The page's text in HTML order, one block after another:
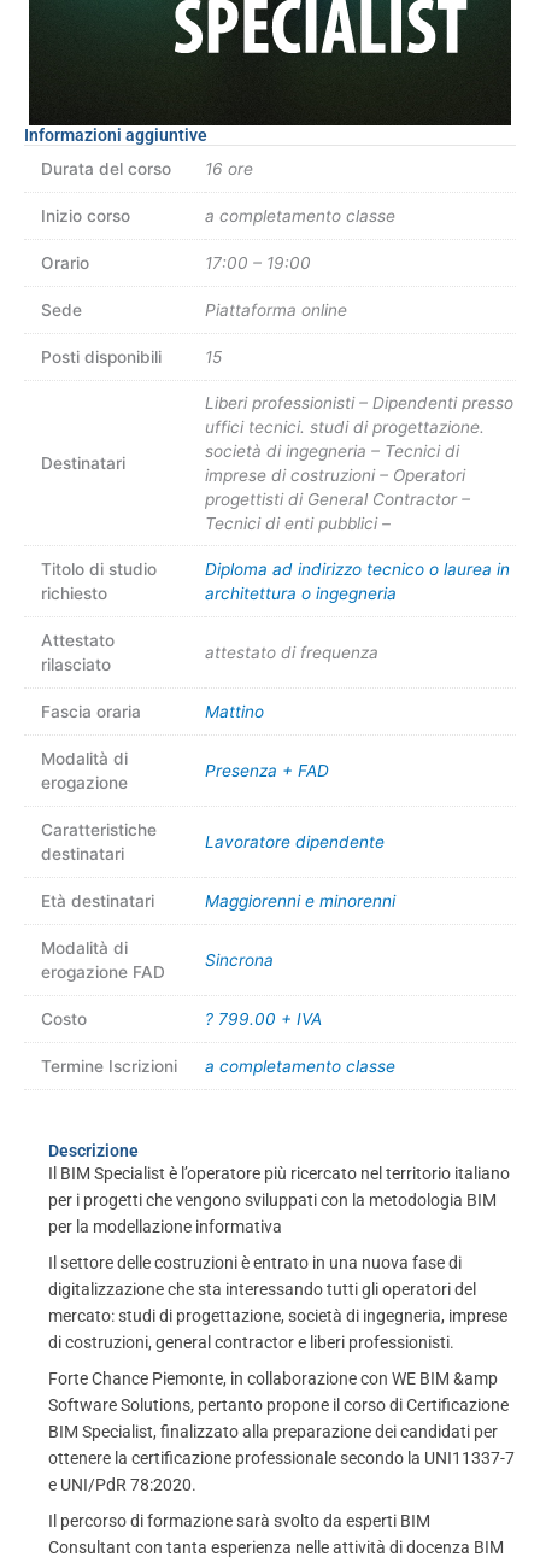
Informazioni aggiuntive
Durata del corso
16 ore
Inizio corso a completamento classe
Orario 17:00 – 19:00
Sede Piattaforma online
Posti disponibili 15
Destinatari
Liberi professionisti – Dipendenti presso
uffici tecnici. studi di progettazione.
società di ingegneria – Tecnici di
imprese di costruzioni – Operatori
progettisti di General Contractor –
Tecnici di enti pubblici –
Titolo di studio
richiesto
Diploma ad indirizzo tecnico o laurea in
architettura o ingegneria
Attestato
rilasciato
attestato di frequenza
Fascia oraria Mattino
Modalità di
erogazione
Presenza + FAD
Caratteristiche
destinatari
Lavoratore dipendente
Età destinatari Maggiorenni e minorenni
Modalità di
erogazione FAD
Sincrona
Costo ? 799.00 + IVA
Termine Iscrizioni a completamento classe
Descrizione
Il BIM Specialist è l’operatore più ricercato nel territorio italiano
per i progetti che vengono sviluppati con la metodologia BIM
per la modellazione informativa
Il settore delle costruzioni è entrato in una nuova fase di
digitalizzazione che sta interessando tutti gli operatori del
mercato: studi di progettazione, società di ingegneria, imprese
di costruzioni, general contractor e liberi professionisti.
Forte Chance Piemonte, in collaborazione con WE BIM &amp
Software Solutions, pertanto propone il corso di Certificazione
BIM Specialist, finalizzato alla preparazione dei candidati per
ottenere la certificazione professionale secondo la UNI11337-7
e UNI/PdR 78:2020.
Il percorso di formazione sarà svolto da esperti BIM
Consultant con tanta esperienza nelle attività di docenza BIM